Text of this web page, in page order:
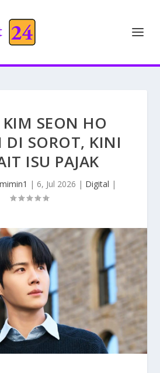
SEON HO
DI SOROT, KINI
ISU PAJAK
mimin1 | 6, Jul 2026 | Digital |